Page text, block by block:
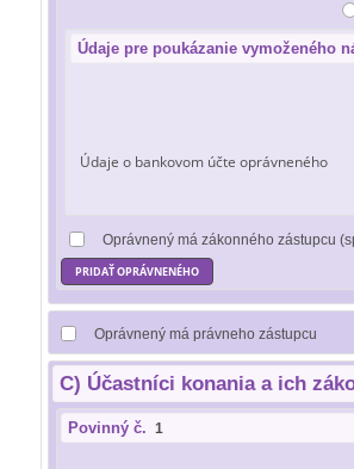
Údaje pre poukázanie vymoženého
Údaje o bankovom účte oprávneného
Oprávnený má zákonného zástupcu
PRIDAŤ OPRÁVNENÉHO
Oprávnený má právneho zástupcu
C) Účastníci konania a ich
Povinný č.